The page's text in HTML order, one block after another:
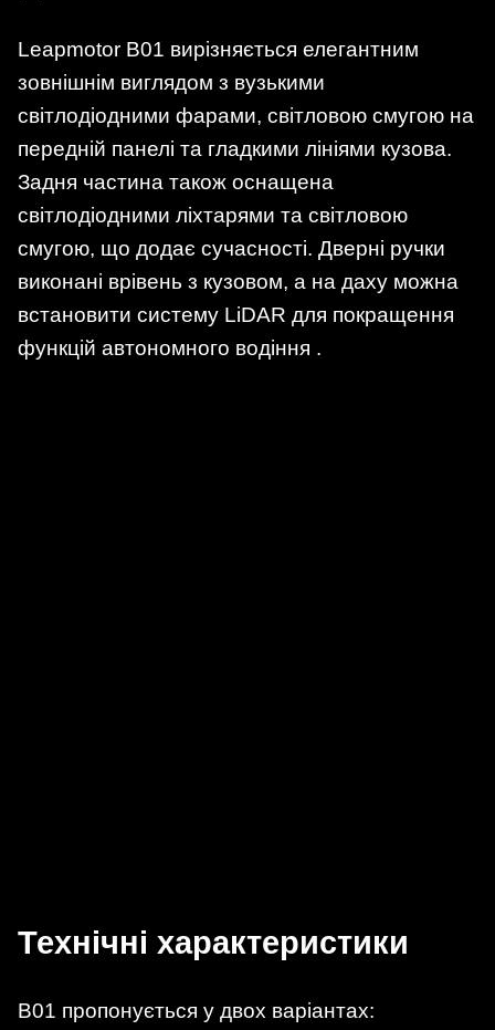
Leapmotor B01 вирізняється елегантним
зовнішнім виглядом з вузькими
світлодіодними фарами, світловою смугою на
передній панелі та гладкими лініями кузова.
Задня частина також оснащена
світлодіодними ліхтарями та світловою
смугою, що додає сучасності. Дверні ручки
виконані врівень з кузовом, а на даху можна
встановити систему LiDAR для покращення
функцій автономного водіння .
Технічні характеристики
B01 пропонується у двох варіантах: